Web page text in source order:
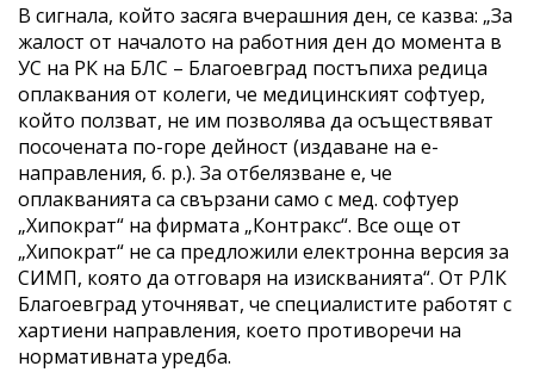
В сигнала, който засяга вчерашния ден, се казва: „За
жалост от началото на работния ден до момента в
УС на РК на БЛС – Благоевград постъпиха редица
оплаквания от колеги, че медицинският софтуер,
който ползват, не им позволява да осъществяват
посочената по-горе дейност (издаване на е-
направления, б. р.). За отбелязване е, че
оплакванията са свързани само с мед. софтуер
„Хипократ“ на фирмата „Контракс“. Все още от
„Хипократ“ не са предложили електронна версия за
СИМП, която да отговаря на изискванията“. От РЛК
Благоевград уточняват, че специалистите работят с
хартиени направления, което противоречи на
нормативната уредба.